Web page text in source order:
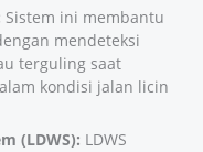
Sistem ini membantu
mendeteksi
terguling saat
kondisi jalan licin
(LDWS): LDWS